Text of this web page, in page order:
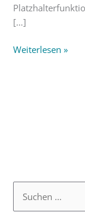
[…]
Weiterlesen »